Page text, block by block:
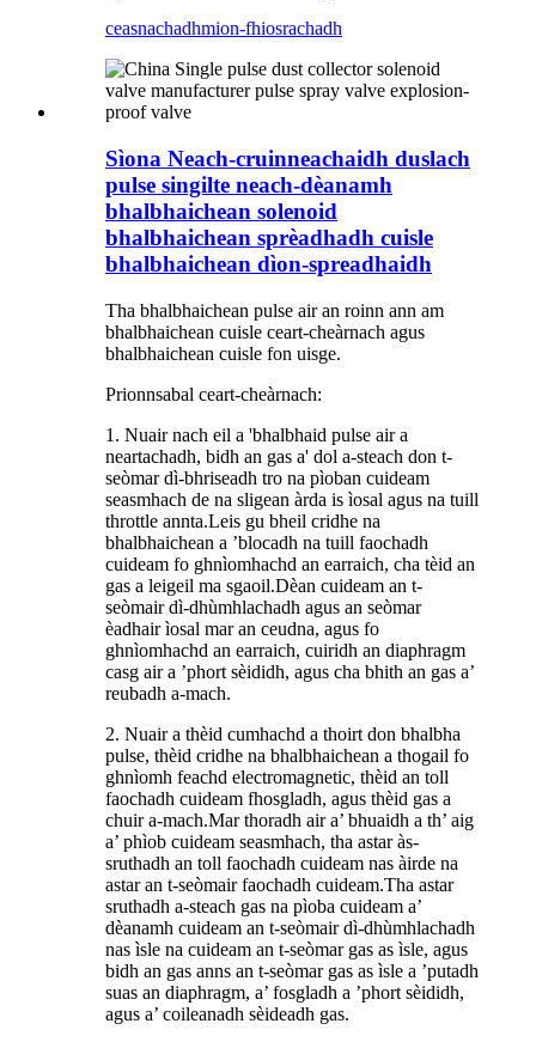
ceasnachadhmion-fhiosrachadh
Sìona Neach-cruinneachaidh duslach
pulse singilte neach-dèanamh
bhalbhaichean solenoid
bhalbhaichean sprèadhadh cuisle
bhalbhaichean dìon-spreadhaidh
Tha bhalbhaichean pulse air an roinn ann am
bhalbhaichean cuisle ceart-cheàrnach agus
bhalbhaichean cuisle fon uisge.
Prionnsabal ceart-cheàrnach:
1. Nuair nach eil a 'bhalbhaid pulse air a
neartachadh, bidh an gas a' dol a-steach don t-
seòmar dì-bhriseadh tro na pìoban cuideam
seasmhach de na sligean àrda is ìosal agus na tuill
throttle annta.Leis gu bheil cridhe na
bhalbhaichean a ’blocadh na tuill faochadh
cuideam fo ghnìomhachd an earraich, cha tèid an
gas a leigeil ma sgaoil.Dèan cuideam an t-
seòmair dì-dhùmhlachadh agus an seòmar
èadhair ìosal mar an ceudna, agus fo
ghnìomhachd an earraich, cuiridh an diaphragm
casg air a ’phort sèididh, agus cha bhith an gas a’
reubadh a-mach.
2. Nuair a thèid cumhachd a thoirt don bhalbha
pulse, thèid cridhe na bhalbhaichean a thogail fo
ghnìomh feachd electromagnetic, thèid an toll
faochadh cuideam fhosgladh, agus thèid gas a
chuir a-mach.Mar thoradh air a’ bhuaidh a th’ aig
a’ phìob cuideam seasmhach, tha astar às-
sruthadh an toll faochadh cuideam nas àirde na
astar an t-seòmair faochadh cuideam.Tha astar
sruthadh a-steach gas na pìoba cuideam a’
dèanamh cuideam an t-seòmair dì-dhùmhlachadh
nas ìsle na cuideam an t-seòmar gas as ìsle, agus
bidh an gas anns an t-seòmar gas as ìsle a ’putadh
suas an diaphragm, a’ fosgladh a ’phort sèididh,
agus a’ coileanadh sèideadh gas.